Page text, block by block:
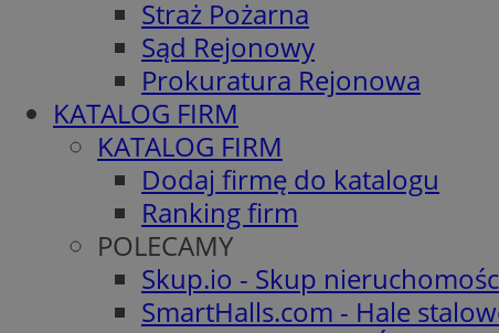
Straż Pożarna
Sąd Rejonowy
Prokuratura Rejonowa
KATALOG FIRM
KATALOG FIRM
Dodaj firmę do katalogu
Ranking firm
POLECAMY
Skup.io - Skup
SmartHalls.com - Hale